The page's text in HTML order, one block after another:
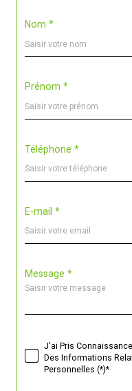
Nom *
Prénom *
Téléphone *
E-mail *
Message *
J'ai Pris
Des Informations
Personnelles (*)*